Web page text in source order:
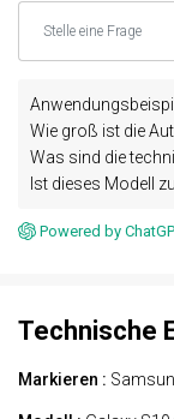
Wie groß ist die
Was sind die
Ist dieses Modell
Powered by
Technische
Markieren :